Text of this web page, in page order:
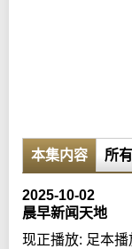
本集内容 所
2025-10-02
晨早新闻天地
现正播放: 足本